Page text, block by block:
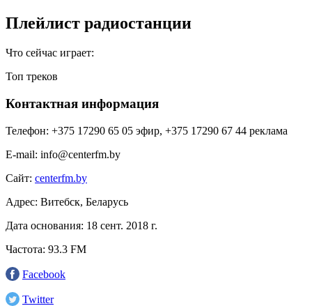
Плейлист радиостанции
Что сейчас играет:
Топ треков
Контактная информация
Телефон: +375 17290 65 05 эфир, +375 17290 67 44 реклама
E-mail: info@centerfm.by
Сайт: centerfm.by
Адрес: Витебск, Беларусь
Дата основания: 18 сент. 2018 г.
Частота: 93.3 FM
Facebook
Twitter